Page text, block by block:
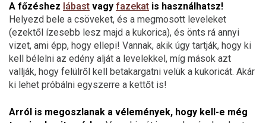
A főzéshez lábast vagy fazekat is használhatsz!
Helyezd bele a csöveket, és a megmosott leveleket
(ezektől ízesebb lesz majd a kukorica), és önts rá annyi
vizet, ami épp, hogy ellepi! Vannak, akik úgy tartják, hogy ki
kell bélelni az edény alját a levelekkel, míg mások azt
vallják, hogy felülről kell betakargatni velük a kukoricát. Akár
ki lehet próbálni egyszerre a kettőt is!
Arról is megoszlanak a vélemények, hogy kell-e még